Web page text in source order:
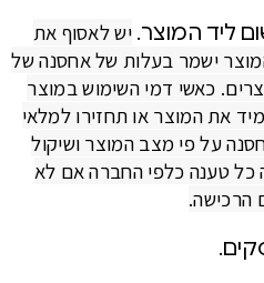
ליד המוצר. יש לאסוף את
מכן המוצר ישמר בעלות של אחסנה של
כאשי דמי השימוש במוצר
את המוצר או תחזירו למלאי
על פי מצב המוצר ושיקול
כל טענה כלפי החברה אם לא